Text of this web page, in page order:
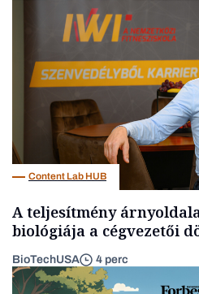
Content Lab HUB
A teljesítmény
biológiája a cégvezetői
BioTechUSA 4 perc